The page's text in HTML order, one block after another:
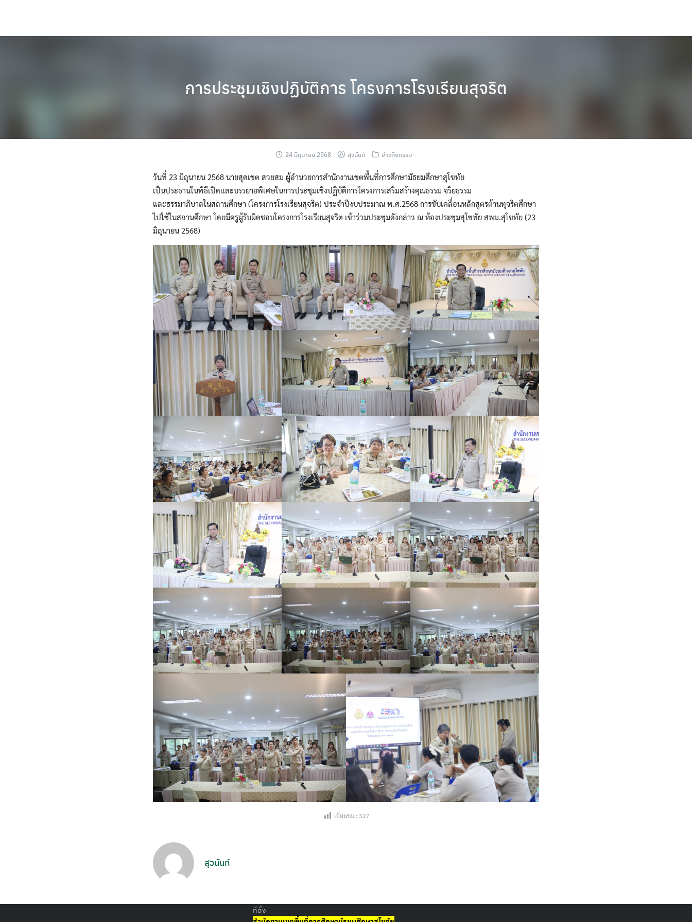
Search
for:
การประชุมเชิงปฏิบัติการ โครงการโรงเรียนสุจริต
24 มิถุนายน 2568 สุวนันท์ ข่าวกิจกรรม
วันที่ 23 มิถุนายน 2568 นายสุดเขต สวยสม ผู้อำนวยการสำนักงานเขตพื้นที่การศึกษามัธยมศึกษาสุโขทัย
เป็นประธานในพิธีเปิดและบรรยายพิเศษในการประชุมเชิงปฏิบัติการโครงการเสริมสร้างคุณธรรม จริยธรรม
และธรรมาภิบาลในสถานศึกษา (โครงการโรงเรียนสุจริต) ประจำปีงบประมาณ พ.ศ.2568 การขับเคลื่อนหลักสูตรต้านทุจริตศึกษา
ไปใช้ในสถานศึกษา โดยมีครูผู้รับผิดชอบโครงการโรงเรียนสุจริต เข้าร่วมประชุมดังกล่าว ณ ห้องประชุมสุโขทัย สพม.สุโขทัย (23
มิถุนายน 2568)
เยี่ยมชม : 327
สุวนันท์
ที่ตั้ง